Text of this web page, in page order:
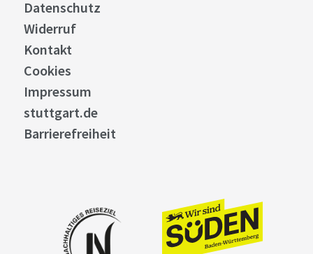
Datenschutz
Widerruf
Kontakt
Cookies
Impressum
stuttgart.de
Barrierefreiheit